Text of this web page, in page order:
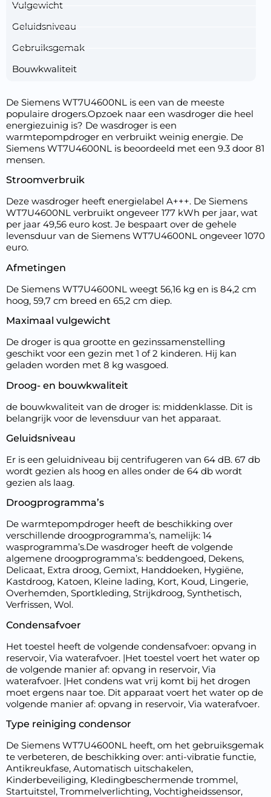
Vulgewicht
Geluidsniveau
Gebruiksgemak
Bouwkwaliteit
De Siemens WT7U4600NL is een van de meeste
populaire drogers.Opzoek naar een wasdroger die heel
energiezuinig is? De wasdroger is een
warmtepompdroger en verbruikt weinig energie. De
Siemens WT7U4600NL is beoordeeld met een 9.3 door 81
mensen.
Stroomverbruik
Deze wasdroger heeft energielabel A+++. De Siemens
WT7U4600NL verbruikt ongeveer 177 kWh per jaar, wat
per jaar 49,56 euro kost. Je bespaart over de gehele
levensduur van de Siemens WT7U4600NL ongeveer 1070
euro.
Afmetingen
De Siemens WT7U4600NL weegt 56,16 kg en is 84,2 cm
hoog, 59,7 cm breed en 65,2 cm diep.
Maximaal vulgewicht
De droger is qua grootte en gezinssamenstelling
geschikt voor een gezin met 1 of 2 kinderen. Hij kan
geladen worden met 8 kg wasgoed.
Droog- en bouwkwaliteit
de bouwkwaliteit van de droger is: middenklasse. Dit is
belangrijk voor de levensduur van het apparaat.
Geluidsniveau
Er is een geluidniveau bij centrifugeren van 64 dB. 67 db
wordt gezien als hoog en alles onder de 64 db wordt
gezien als laag.
Droogprogramma’s
De warmtepompdroger heeft de beschikking over
verschillende droogprogramma’s, namelijk: 14
wasprogramma’s.De wasdroger heeft de volgende
algemene droogprogramma’s: beddengoed, Dekens,
Delicaat, Extra droog, Gemixt, Handdoeken, Hygiëne,
Kastdroog, Katoen, Kleine lading, Kort, Koud, Lingerie,
Overhemden, Sportkleding, Strijkdroog, Synthetisch,
Verfrissen, Wol.
Condensafvoer
Het toestel heeft de volgende condensafvoer: opvang in
reservoir, Via waterafvoer. |Het toestel voert het water op
de volgende manier af: opvang in reservoir, Via
waterafvoer. |Het condens wat vrij komt bij het drogen
moet ergens naar toe. Dit apparaat voert het water op de
volgende manier af: opvang in reservoir, Via waterafvoer.
Type reiniging condensor
De Siemens WT7U4600NL heeft, om het gebruiksgemak
te verbeteren, de beschikking over: anti-vibratie functie,
Antikreukfase, Automatisch uitschakelen,
Kinderbeveiliging, Kledingbeschermende trommel,
Startuitstel, Trommelverlichting, Vochtigheidssensor,